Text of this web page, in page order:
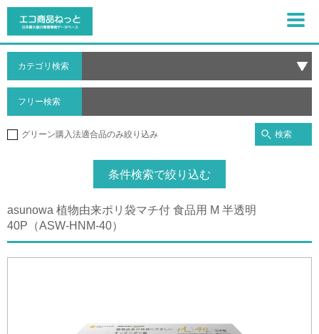
カテゴリ検索
フリー検索
グリーン購入法適合品のみ絞り込み 検索
条件検索で絞り込む
asunowa 植物由来ポリ袋マチ付 食品用 M 半透明
40P（ASW-HNM-40）